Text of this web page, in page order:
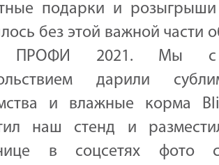
подарки и
без этой важной части
ПРОФИ 2021. Мы с
дарили
и влажные корма
наш стенд и
в соцсетях фото